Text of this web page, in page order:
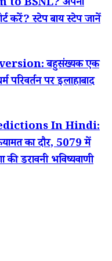
BSNL? अपना
करें? स्टेप बाय स्टेप जानें
बहुसंख्यक एक
पर इलाहाबाद
In Hindi:
का दौर, 5079 में
की डरावनी भविष्यवाणी